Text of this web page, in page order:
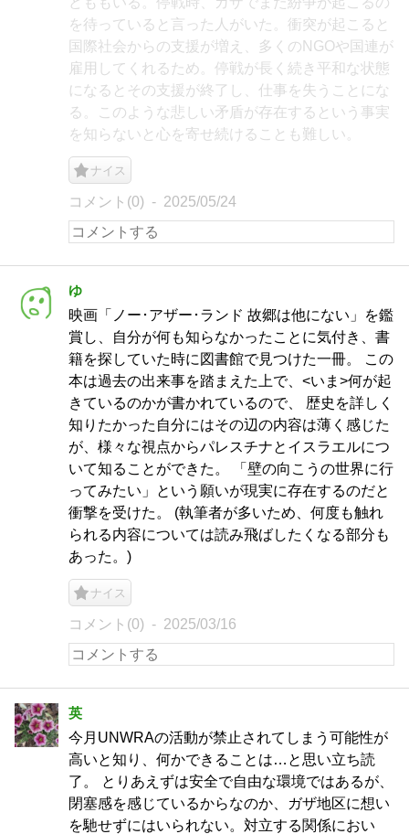
を待っていると言った人がいた。衝突が起こると
国際社会からの支援が増え、多くのNGOや国連が
雇用してくれるため。停戦が長く続き平和な状態
になるとその支援が終了し、仕事を失うことにな
る。このような悲しい矛盾が存在するという事実
を知らないと心を寄せ続けることも難しい。
ナイス
コメント(0) 2025/05/24
ゆ
映画「ノー･アザー･ランド 故郷は他にない」を鑑
賞し、自分が何も知らなかったことに気付き、書
籍を探していた時に図書館で見つけた一冊。 この
本は過去の出来事を踏まえた上で、<いま>何が起
きているのかが書かれているので、 歴史を詳しく
知りたかった自分にはその辺の内容は薄く感じた
が、様々な視点からパレスチナとイスラエルにつ
いて知ることができた。 「壁の向こうの世界に行
ってみたい」という願いが現実に存在するのだと
衝撃を受けた。 (執筆者が多いため、何度も触れ
られる内容については読み飛ばしたくなる部分も
あった。)
ナイス
コメント(0) 2025/03/16
英
今月UNWRAの活動が禁止されてしまう可能性が
高いと知り、何かできることは…と思い立ち読
了。 とりあえずは安全で自由な環境ではあるが、
閉塞感を感じているからなのか、ガザ地区に想い
を馳せずにはいられない。対立する関係におい